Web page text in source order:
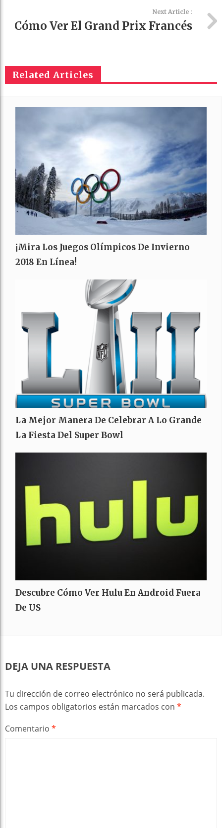
Next Article :
Cómo Ver El Grand Prix Francés
Related Articles
¡Mira Los Juegos Olímpicos De Invierno
2018 En Línea!
La Mejor Manera De Celebrar A Lo Grande
La Fiesta Del Super Bowl
Descubre Cómo Ver Hulu En Android Fuera
De US
DEJA UNA RESPUESTA
Tu dirección de correo electrónico no será publicada.
Los campos obligatorios están marcados con *
Comentario *